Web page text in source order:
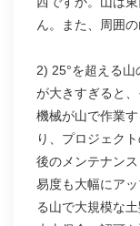
ん。また、周囲
2) 25°を超える
が大きすぎると
機械が山で作業
り、プロジェク
後のメンテナン
易度も大幅にア
る山で大規模な